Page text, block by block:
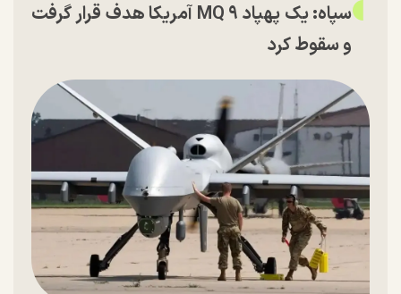
سپاه: یک پهپاد MQ ۹ آمریکا هدف قرار گرفت
و سقوط کرد